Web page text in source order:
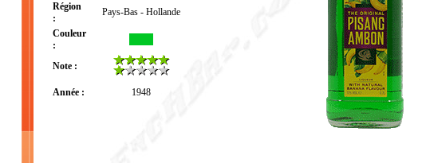
Région
:
Pays-Bas - Hollande
Couleur
:
Note :
Année : 1948